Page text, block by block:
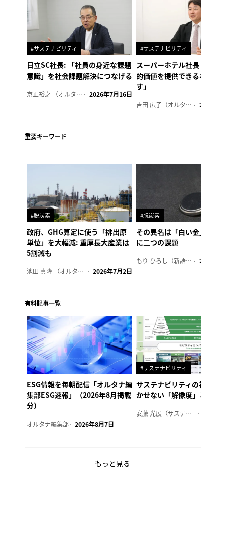
#サステナビリティ
日立SC社長: 「社員の身近な課題
意識」を社会課題解決につなげる
京正裕之 （オルタナ副編集長） 2026年7月16日
#サステナビリティ
スーパーホテル社長「地域
的価値を提供できるホテル
す」
吉田 広子（オルタナ輪番編集長） 2026年6
重要キーワード
#脱炭素
政府、GHG算定に使う「排出原
単位」を大幅減: 重厚長大産業は
5割減も
池田 真隆 （オルタナ輪番編集長） 2026年7月2日
#脱炭素
その異名は「白い金」、リ
に二つの課題
もり ひろし（新語ウォッチャー） 2023年7
有料記事一覧
ESG情報を毎朝配信「オルタナ編
集部ESG速報」（2026年8月掲載
分）
オルタナ編集部 2026年8月7日
#サステナビリティ
サステナビリティの社内浸
かせない「解像度」とは
安藤 光展（サステナビリティ・コンサルタント）
もっと見る